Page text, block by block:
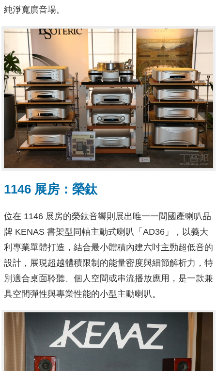
純淨寬廣音場。
1146 展房：榮鈦
位在 1146 展房的榮鈦音響則展出唯一一間國產喇叭品
牌 KENAS 書架型同軸主動式喇叭「AD36」，以義大
利專業單體打造，結合最小體積內建六吋主動超低音的
設計，展現超越體積限制的能量密度與細節解析力，特
別適合桌面聆聽、個人空間或串流播放應用，是一款兼
具空間彈性與專業性能的小型主動喇叭。